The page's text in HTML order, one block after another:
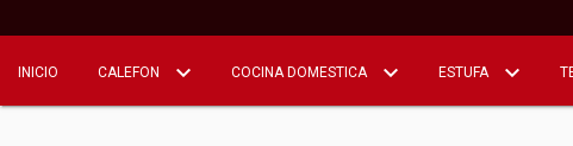
INICIO CALEFON COCINA DOMESTICA ESTUFA